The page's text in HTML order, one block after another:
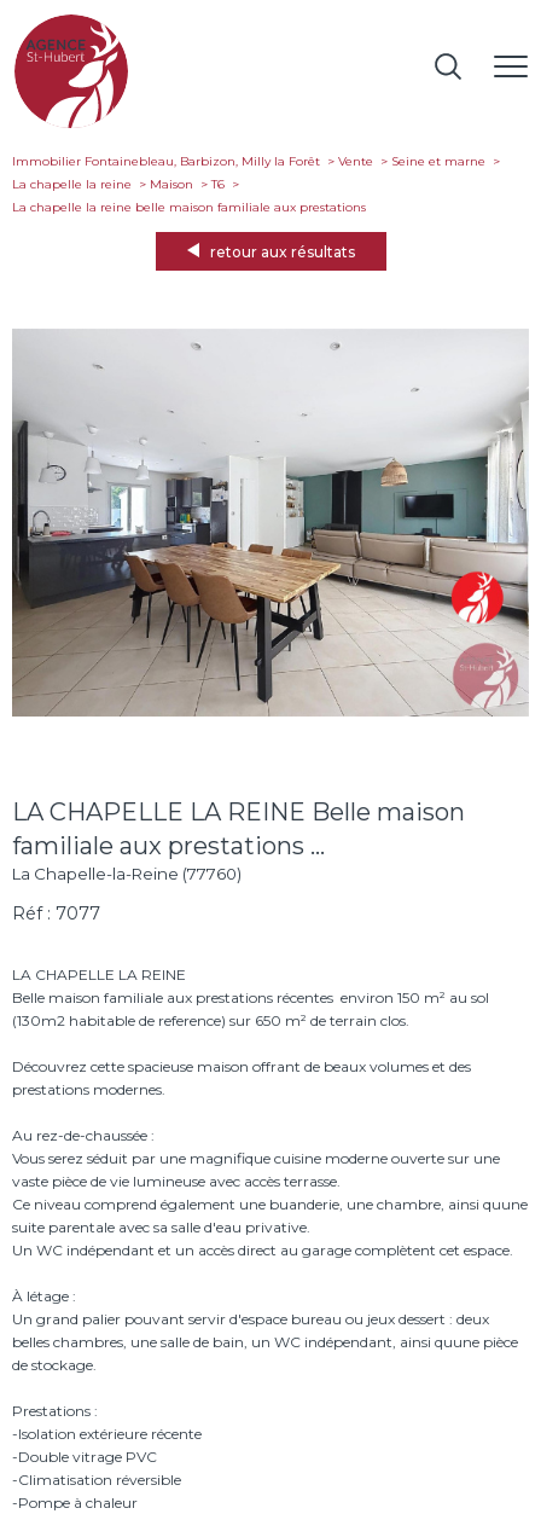
Immobilier Fontainebleau, Barbizon, Milly la Forêt Vente
Seine et marne
La chapelle la reine
Maison
T6
la chapelle la reine belle maison familiale aux prestations
retour aux résultats
LA CHAPELLE LA REINE Belle maison
familiale aux prestations ...
La Chapelle-la-Reine (77760)
Réf : 7077
LA CHAPELLE LA REINE
Belle maison familiale aux prestations récentes  environ 150 m² au sol
(130m2 habitable de reference) sur 650 m² de terrain clos.
Découvrez cette spacieuse maison offrant de beaux volumes et des
prestations modernes.
Au rez-de-chaussée :
Vous serez séduit par une magnifique cuisine moderne ouverte sur une
vaste pièce de vie lumineuse avec accès terrasse.
Ce niveau comprend également une buanderie, une chambre, ainsi quune
suite parentale avec sa salle d'eau privative.
Un WC indépendant et un accès direct au garage complètent cet espace.
À létage :
Un grand palier pouvant servir d'espace bureau ou jeux dessert : deux
belles chambres, une salle de bain, un WC indépendant, ainsi quune pièce
de stockage.
Prestations :
-Isolation extérieure récente
-Double vitrage PVC
-Climatisation réversible
-Pompe à chaleur